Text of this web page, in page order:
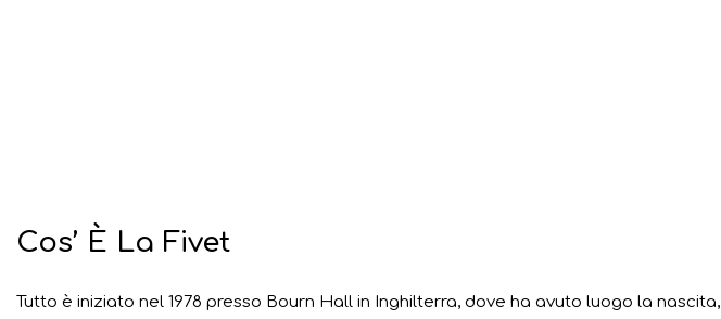
Cos’ È La Fivet
Tutto è iniziato nel 1978 presso Bourn Hall in Inghilterra, dove ha avuto luogo la nascita,